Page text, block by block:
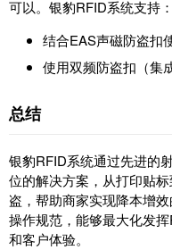
可以。银豹RFID系统支持：
结合EAS声磁防盗扣
使用双频防盗扣（集
总结
银豹RFID系统通过先进的
位的解决方案，从打印贴
盗，帮助商家实现降本增
操作规范，能够最大化发
和客户体验。